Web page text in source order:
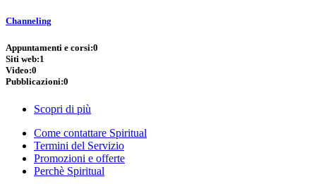
Channeling
Appuntamenti e corsi:0
Siti web:1
Video:0
Pubblicazioni:0
Scopri di più
Come contattare Spiritual
Termini del Servizio
Promozioni e offerte
Perchè Spiritual